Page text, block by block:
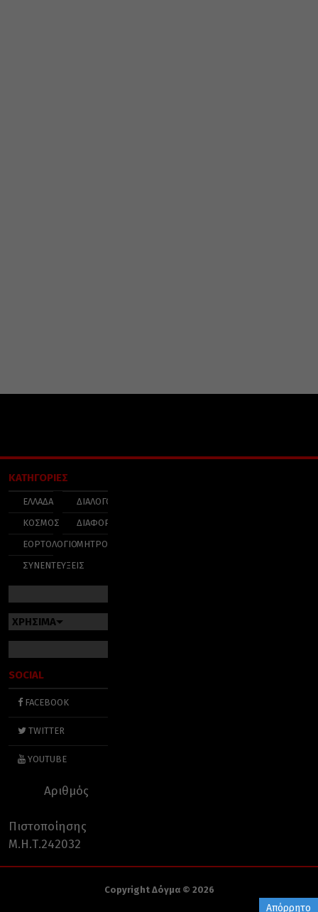
ΚΑΤΗΓΟΡΙΕΣ
ΕΛΛΑΔΑ
ΚΟΣΜΟΣ
ΕΟΡΤΟΛΟΓΙΟ
ΣΥΝΕΝΤΕΥΞΕΙΣ
ΔΙΑΛΟΓΟΣ
ΔΙΑΦΟΡΑ
ΜΗΤΡΟΠΟΛΕΙΣ
ΧΡΗΣΙΜΑ
SOCIAL
FACEBOOK
TWITTER
YOUTUBE
Αριθμός
Πιστοποίησης
Μ.Η.Τ.242032
Copyright Δόγμα © 2026
Απόρρητο